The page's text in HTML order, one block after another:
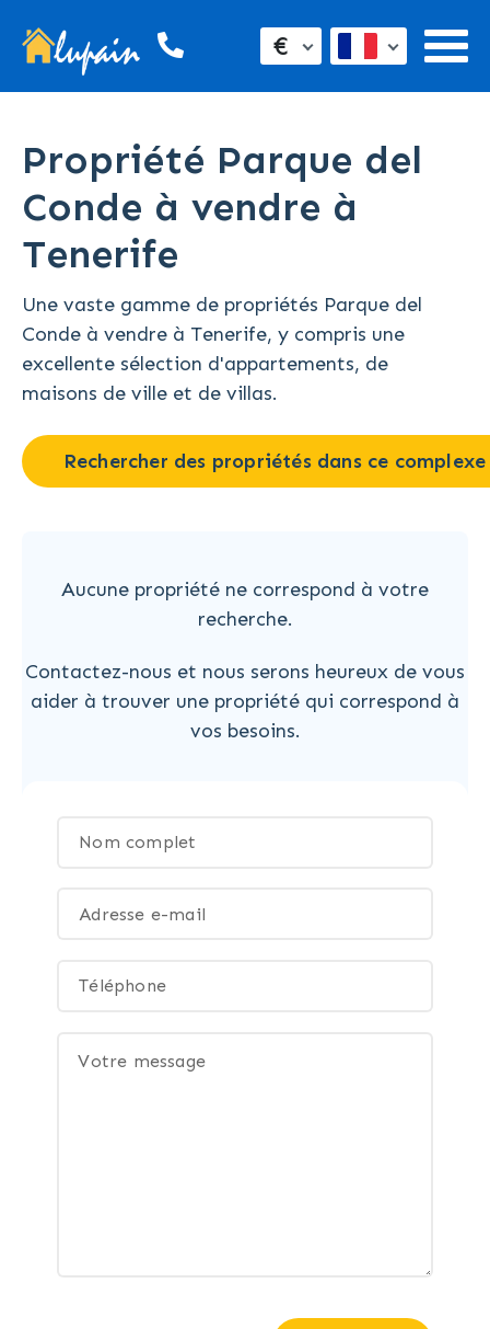
€
Propriété Parque del
Conde à vendre à
Tenerife
Une vaste gamme de propriétés Parque del
Conde à vendre à Tenerife, y compris une
excellente sélection d'appartements, de
maisons de ville et de villas.
Rechercher des propriétés dans ce complexe
Aucune propriété ne correspond à votre
recherche.
Contactez-nous et nous serons heureux de vous
aider à trouver une propriété qui correspond à
vos besoins.